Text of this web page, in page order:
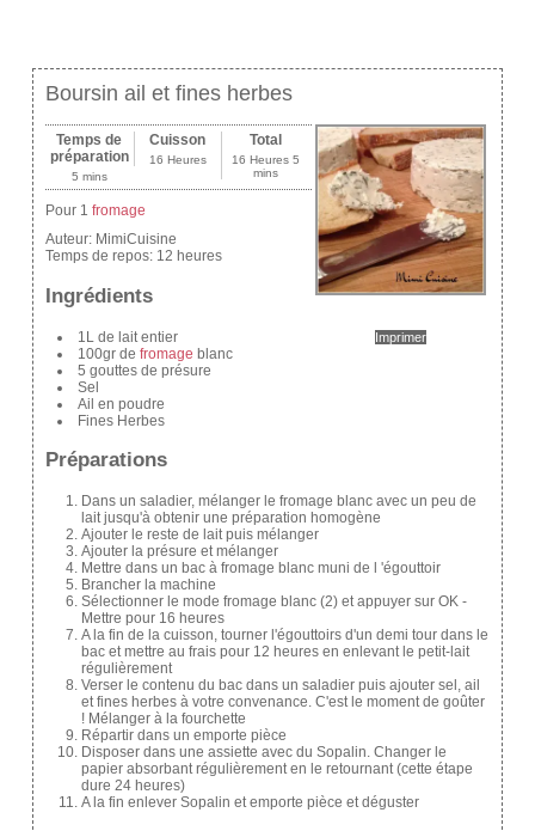
Boursin ail et fines herbes
Imprimer
Temps de
préparation
5 mins
Cuisson
16 Heures
Total
16 Heures 5
mins
Pour 1 fromage
Auteur: MimiCuisine
Temps de repos: 12 heures
Ingrédients
1L de lait entier
100gr de fromage blanc
5 gouttes de présure
Sel
Ail en poudre
Fines Herbes
Préparations
Dans un saladier, mélanger le fromage blanc avec un peu de
lait jusqu'à obtenir une préparation homogène
Ajouter le reste de lait puis mélanger
Ajouter la présure et mélanger
Mettre dans un bac à fromage blanc muni de l 'égouttoir
Brancher la machine
Sélectionner le mode fromage blanc (2) et appuyer sur OK -
Mettre pour 16 heures
A la fin de la cuisson, tourner l'égouttoirs d'un demi tour dans le
bac et mettre au frais pour 12 heures en enlevant le petit-lait
régulièrement
Verser le contenu du bac dans un saladier puis ajouter sel, ail
et fines herbes à votre convenance. C'est le moment de goûter
! Mélanger à la fourchette
Répartir dans un emporte pièce
Disposer dans une assiette avec du Sopalin. Changer le
papier absorbant régulièrement en le retournant (cette étape
dure 24 heures)
A la fin enlever Sopalin et emporte pièce et déguster